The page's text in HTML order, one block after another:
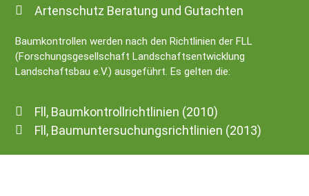
Artenschutz Beratung und Gutachten
Baumkontrollen werden nach den Richtlinien der FLL
(Forschungsgesellschaft Landschaftsentwicklung
Landschaftsbau e.V.) ausgeführt. Es gelten die:
Fll, Baumkontrollrichtlinien (2010)
Fll, Baumuntersuchungsrichtlinien (2013)